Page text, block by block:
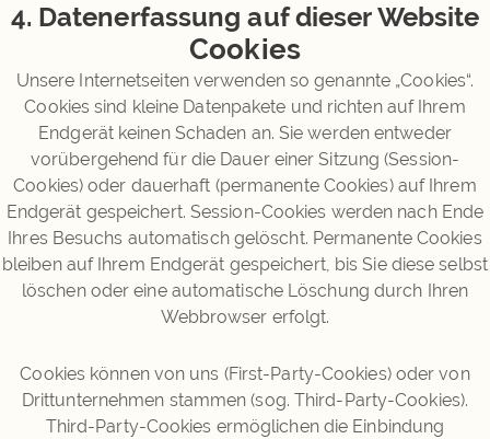
4. Datenerfassung auf dieser Website
Cookies
Unsere Internetseiten verwenden so genannte „Cookies“.
Cookies sind kleine Datenpakete und richten auf Ihrem
Endgerät keinen Schaden an. Sie werden entweder
vorübergehend für die Dauer einer Sitzung (Session-
Cookies) oder dauerhaft (permanente Cookies) auf Ihrem
Endgerät gespeichert. Session-Cookies werden nach Ende
Ihres Besuchs automatisch gelöscht. Permanente Cookies
bleiben auf Ihrem Endgerät gespeichert, bis Sie diese selbst
löschen oder eine automatische Löschung durch Ihren
Webbrowser erfolgt.
Cookies können von uns (First-Party-Cookies) oder von
Drittunternehmen stammen (sog. Third-Party-Cookies).
Third-Party-Cookies ermöglichen die Einbindung